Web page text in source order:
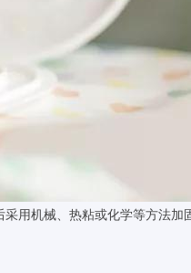
用机械、热粘或化学等方法加